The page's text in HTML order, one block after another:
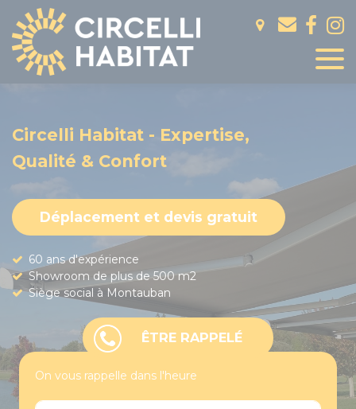
Circelli Habitat - Expertise,
Qualité & Confort
Déplacement et devis gratuit
60 ans d'expérience
Showroom de plus de 500 m2
Siège social à Montauban
ÊTRE RAPPELÉ
On vous rappelle dans l'heure
Panneau de gestion des cookies